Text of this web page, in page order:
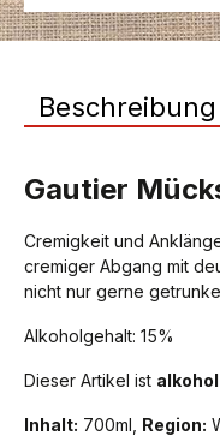
Beschreibung
Gautier
Cremigkeit und
cremiger Abgang mit
nicht nur gerne
Alkoholgehalt: 15%
Dieser Artikel ist
Inhalt: 700ml, Region: